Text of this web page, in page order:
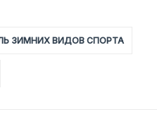
ЗИМНИХ ВИДОВ СПОРТА